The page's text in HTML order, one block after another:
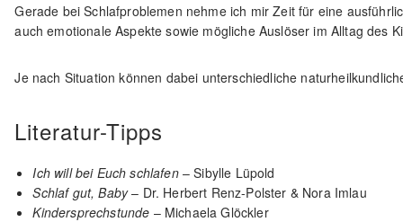
Gerade bei Schlafproblemen nehme ich mir Zeit für eine
auch emotionale Aspekte sowie mögliche Auslöser im Alltag des
Je nach Situation können dabei unterschiedliche
Literatur-Tipps
Ich will bei Euch schlafen– Sibylle Lüpold
Schlaf gut, Baby– Dr. Herbert Renz-Polster & Nora Imlau
Kindersprechstunde – Michaela Glöckler